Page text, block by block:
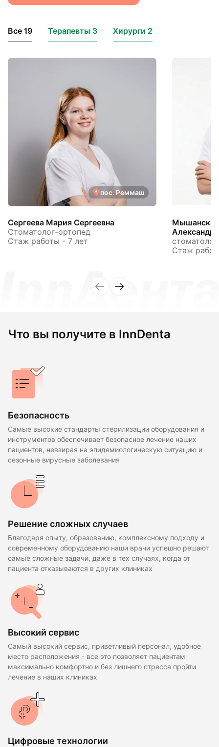
Все 19 Терапевты 3 Хирурги 2
пос. Реммаш
Сергеева Мария Сергеевна
Стоматолог-ортопед
Стаж работы - 7 лет
Мышанский
Стаж
Что вы получите в InnDenta
Безопасность
Самые высокие стандарты стерилизации оборудования и
инструментов обеспечивает безопасное лечение наших
пациентов, невзирая на эпидемиологическую ситуацию и
сезонные вирусные заболевания
Решение сложных случаев
Благодаря опыту, образованию, комплексному подходу и
современному оборудованию наши врачи успешно решают
самые сложные задачи, даже в тех случаях, когда от
пациента отказываются в других клиниках
Высокий сервис
Самый высокий сервис, приветливый персонал, удобное
место расположения - все это позволяет пациентам
максимально комфортно и без лишнего стресса пройти
лечение в наших клиниках
Цифровые технологии